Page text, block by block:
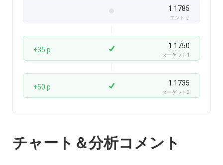
1.1785
エントリ
+35 p 1.1750
ターゲット1
+50 p 1.1735
ターゲット2
チャート＆分析コメント